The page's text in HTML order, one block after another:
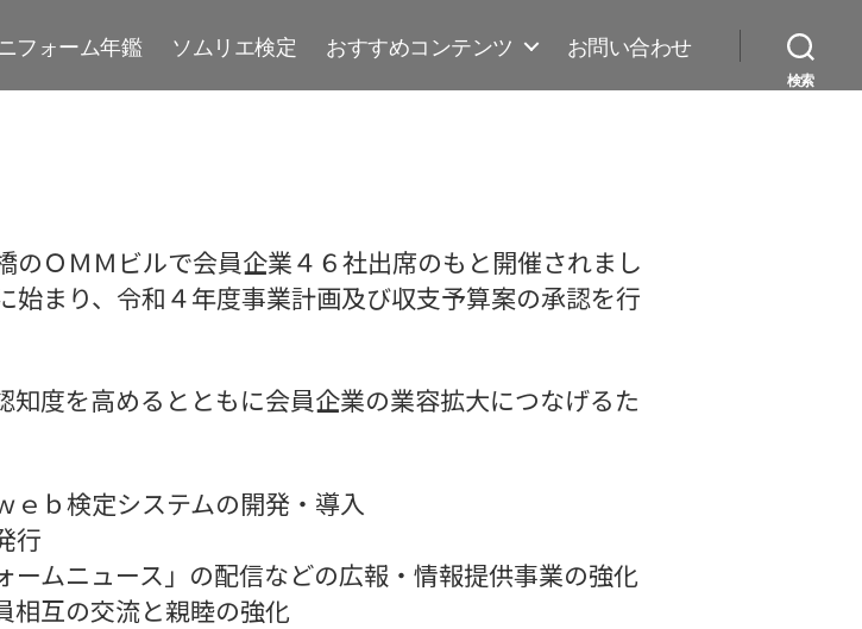
フォーム年鑑 ソムリエ検定 おすすめコンテンツ お問い合わせ
検索
ＯＭＭビルで会員企業４６社出席のもと開催されまし
まり、令和４年度事業計画及び収支予算案の承認を行
度を高めるとともに会員企業の業容拡大につなげるた
ｂ検定システムの開発・導入
行
ムニュース」の配信などの広報・情報提供事業の強化
互の交流と親睦の強化